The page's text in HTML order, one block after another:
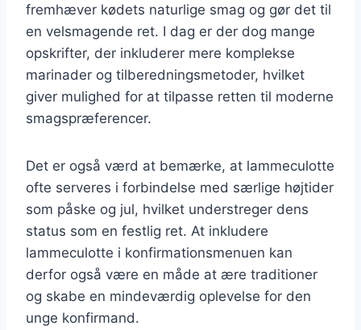
fremhæver kødets naturlige smag og gør det til
en velsmagende ret. I dag er der dog mange
opskrifter, der inkluderer mere komplekse
marinader og tilberedningsmetoder, hvilket
giver mulighed for at tilpasse retten til moderne
smagspræferencer.
Det er også værd at bemærke, at lammeculotte
ofte serveres i forbindelse med særlige højtider
som påske og jul, hvilket understreger dens
status som en festlig ret. At inkludere
lammeculotte i konfirmationsmenuen kan
derfor også være en måde at ære traditioner
og skabe en mindeværdig oplevelse for den
unge konfirmand.